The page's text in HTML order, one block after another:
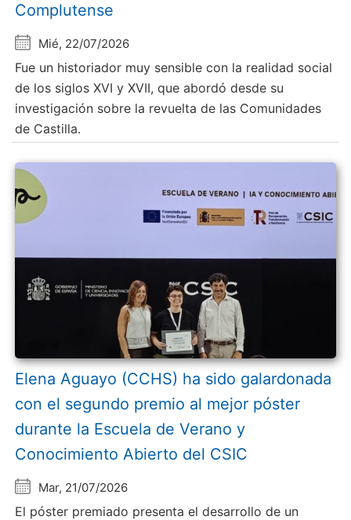
Complutense
Mié, 22/07/2026
Fue un historiador muy sensible con la realidad social
de los siglos XVI y XVII, que abordó desde su
investigación sobre la revuelta de las Comunidades
de Castilla.
Elena Aguayo (CCHS) ha sido galardonada
con el segundo premio al mejor póster
durante la Escuela de Verano y
Conocimiento Abierto del CSIC
Mar, 21/07/2026
El póster premiado presenta el desarrollo de un